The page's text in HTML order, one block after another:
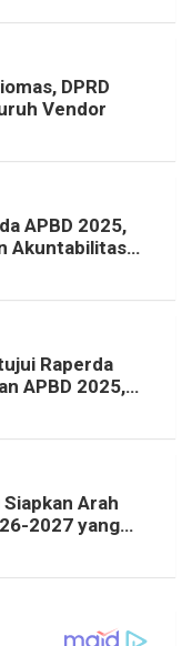
DPRD
Vendor
APBD 2025,
Akuntabilitas
Raperda
APBD 2025,
Arah
2027 yang